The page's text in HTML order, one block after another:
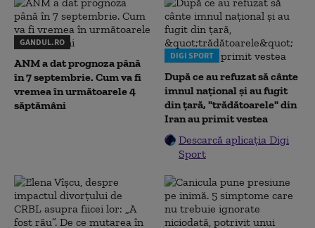
GANDUL.RO
ANM a dat prognoza până
în 7 septembrie. Cum va fi
vremea în următoarele 4
săptămâni
DIGI SPORT
După ce au refuzat să cânte
imnul naţional şi au fugit
din ţară, "trădătoarele" din
Iran au primit vestea
Descarcă aplicația Digi
Sport